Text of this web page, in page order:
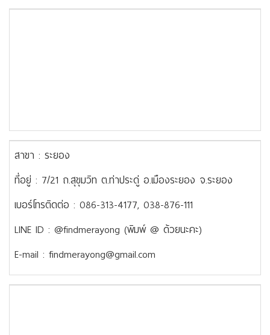
สาขา : ระยอง
ที่อยู่ : 7/21 ถ.สุขุมวิท ต.ท่าประดู่ อ.เมืองระยอง จ.ระยอง
เบอร์โทรติดต่อ : 086-313-4177, 038-876-111
LINE ID : @findmerayong (พิมพ์ @ ด้วยนะคะ)
E-mail : findmerayong@gmail.com